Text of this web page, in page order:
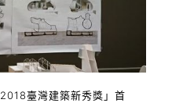
臺灣建築新秀獎」首